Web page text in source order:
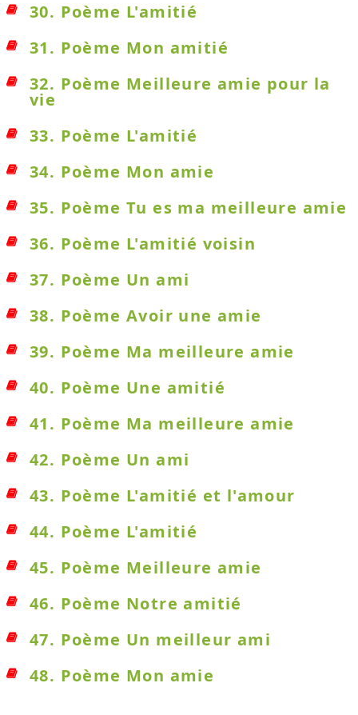
30. Poème L'amitié
31. Poème Mon amitié
32. Poème Meilleure amie pour la
vie
33. Poème L'amitié
34. Poème Mon amie
35. Poème Tu es ma meilleure amie
36. Poème L'amitié voisin
37. Poème Un ami
38. Poème Avoir une amie
39. Poème Ma meilleure amie
40. Poème Une amitié
41. Poème Ma meilleure amie
42. Poème Un ami
43. Poème L'amitié et l'amour
44. Poème L'amitié
45. Poème Meilleure amie
46. Poème Notre amitié
47. Poème Un meilleur ami
48. Poème Mon amie